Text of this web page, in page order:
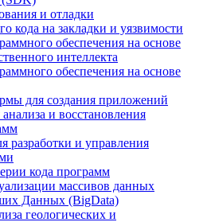
и отладки
кода на закладки и уязвимости
обеспечения на основе
интеллекта
обеспечения на основе
для создания приложений
и восстановления
и управления
кода программ
массивов данных
Данных (BigData)
геологических и